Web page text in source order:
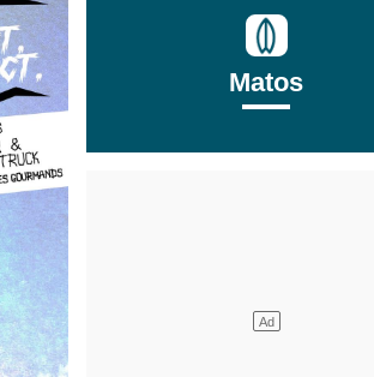
Matos